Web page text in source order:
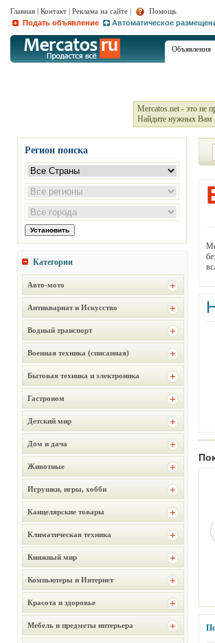
Главная | Контакт | Реклама на сайте |
Помощь
Подать объявление
Автоматическое
Объявления
Mercatos.net - это не
Найдите нужных Вам
Регион поиска
Категории
Авто-мото
Антиквариат и Искусство
Водный транспорт
Военная техника (списанная)
Бытовая техника и электроника
Гастроном
Детский мир
Дом и дача
Животные
Игрушки, игры, хобби
Канцелярские товары
Климатическая техника
Книжный мир
Компьютеры и Интернет
Красота и здоровье
Мебель и предметы интерьера